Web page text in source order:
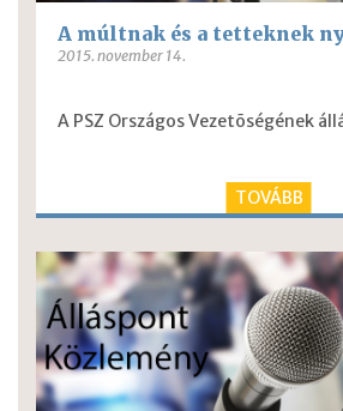
A múltnak és a tetteknek
2015. november 14.
A PSZ Országos Vezetõségének
TOVÁBB